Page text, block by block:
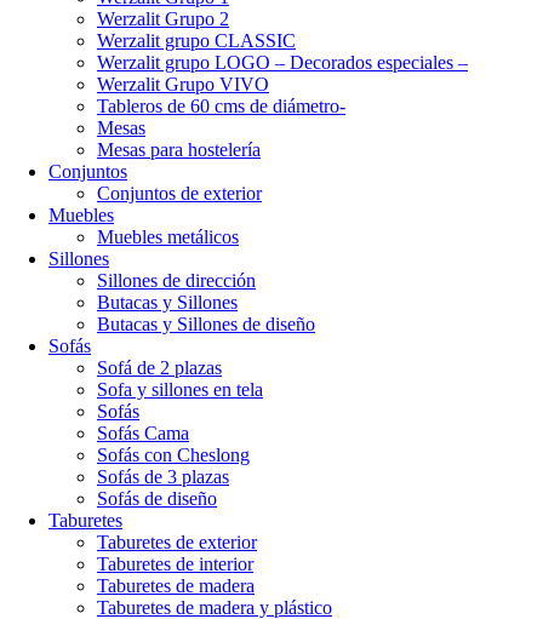
Werzalit Grupo 2
Werzalit grupo CLASSIC
Werzalit grupo LOGO – Decorados especiales –
Werzalit Grupo VIVO
Tableros de 60 cms de diámetro-
Mesas
Mesas para hostelería
Conjuntos
Conjuntos de exterior
Muebles
Muebles metálicos
Sillones
Sillones de dirección
Butacas y Sillones
Butacas y Sillones de diseño
Sofás
Sofá de 2 plazas
Sofa y sillones en tela
Sofás
Sofás Cama
Sofás con Cheslong
Sofás de 3 plazas
Sofás de diseño
Taburetes
Taburetes de exterior
Taburetes de interior
Taburetes de madera
Taburetes de madera y plástico